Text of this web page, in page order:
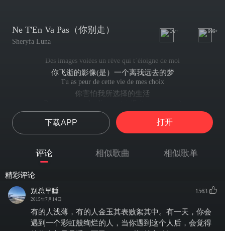
Ne T'En Va Pas（你别走）
Sheryfa Luna
1w+ 999+
Des images volées un rêve qui t’éloigne de moi
你飞逝的影像(是）一个离我远去的梦
Tu as peur de cette vie de mes choix
你害怕我所选择的生活
我也不再为了你生活（像我一样做）
Ignore les gens qu’ils veulent se mettre entre toi et moi
忽视那些想要插入你我之间的人
那些希望我们走向末路的人
J’n’écoute pas (Il faut me comprendre)
Et même si je manque de temps (Tu dois me comprendre)
我像从前一般需要你（你定要理解我）
下载APP 打开
评论 相似歌曲 相似歌单
精彩评论
别总早睡
2015年7月14日
1563
有的人浅薄，有的人金玉其表败絮其中。有一天，你会
遇到一个彩虹般绚烂的人，当你遇到这个人后，会觉得